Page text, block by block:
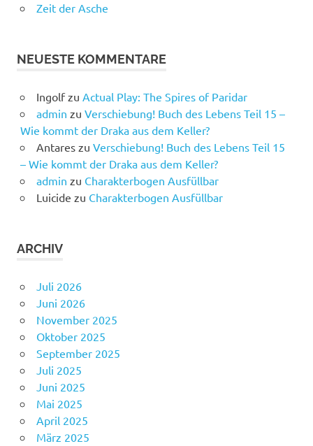
Zeit der Asche
NEUESTE KOMMENTARE
Ingolfzu Actual Play: The Spires of Paridar
admin zu Verschiebung! Buch des Lebens Teil 15 –
Wie kommt der Draka aus dem Keller?
Antareszu Verschiebung! Buch des Lebens Teil 15
– Wie kommt der Draka aus dem Keller?
admin zu Charakterbogen Ausfüllbar
Luicide zu Charakterbogen Ausfüllbar
ARCHIV
Juli 2026
Juni 2026
November 2025
Oktober 2025
September 2025
Juli 2025
Juni 2025
Mai 2025
April 2025
März 2025